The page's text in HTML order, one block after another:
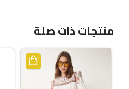
منتجات ذات صلة